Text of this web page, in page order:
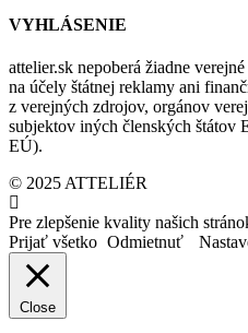
VYHLÁSENIE
attelier.sk nepoberá žiadne
na účely štátnej reklamy ani
z verejných zdrojov, orgánov
subjektov iných členských štátov
EÚ).
© 2025 ATTELIÉR
Pre zlepšenie kvality našich
Prijať všetko Odmietnuť
Close